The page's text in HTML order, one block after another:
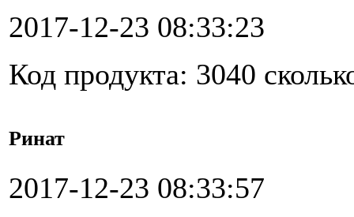
2017-12-23 08:33:23
Код продукта: 3040
Ринат
2017-12-23 08:33:57